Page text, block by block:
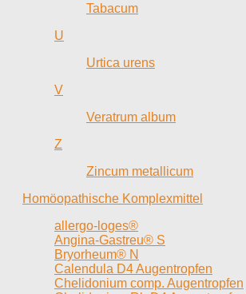
Tabacum
U
Urtica urens
V
Veratrum album
Z
Zincum metallicum
Homöopathische Komplexmittel
allergo-loges®
Angina-Gastreu® S
Bryorheum® N
Calendula D4 Augentropfen
Chelidonium comp. Augentropfen